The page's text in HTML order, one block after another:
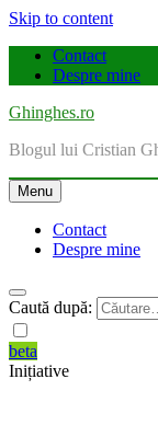
Skip to content
Contact
Despre mine
Ghinghes.ro
Blogul lui Cristian
Menu
Contact
Despre mine
Caută după:
beta
Inițiative